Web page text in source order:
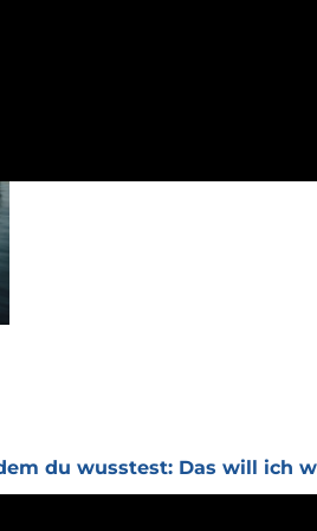
du wusstest: Das will ich
schwimmenden Sauna